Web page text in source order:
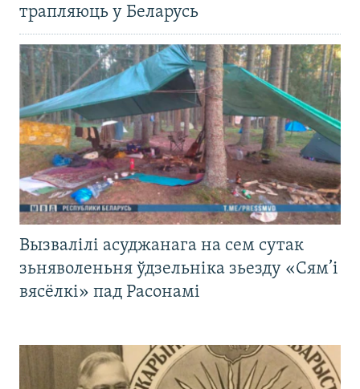
трапляюць у Беларусь
Вызвалілі асуджанага на сем сутак
зьняволеньня ўдзельніка зьезду «Сям’і
вясёлкі» пад Расонамі